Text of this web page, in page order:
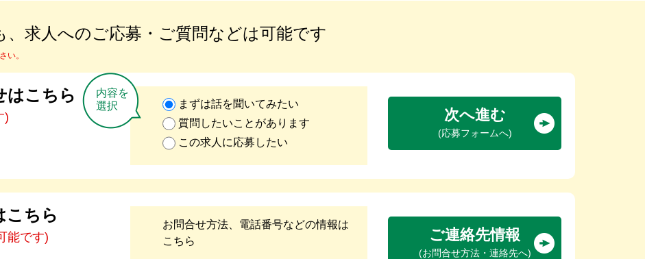
求人へのご応募・ご質問などは可能です
い。
はこちら
)
内容を
選択
まずは話を聞いてみたい
質問したいことがあります
この求人に応募したい
次へ進む
(応募フォームへ)
こちら
能です)
お問合せ方法、電話番号などの情報は
こちら
ご連絡先情報
(お問合せ方法・連絡先へ)